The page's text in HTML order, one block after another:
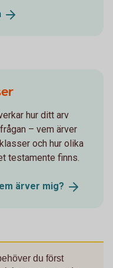
hur ditt arv
– vem ärver
och hur olika
testamente finns.
ärver mig?
du först